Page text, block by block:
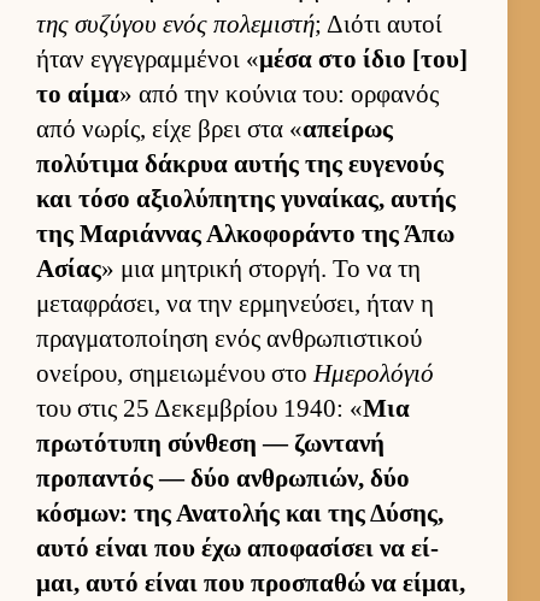
της συζύγου ενός πολεμιστή; Διότι αυ­τοί
ήταν εγ­γεγραμ­μένοι «μέσα στο ίδιο [του]
το αίμα» από την κού­νια του: ορ­φανός
από νωρίς, είχε βρει στα «απεί­ρως
πολύτιμα δάκρυα αυ­τής της ευ­γενούς
και τόσο αξιο­λύπητης γυναί­κας, αυ­τής
της Μαριάν­νας Αλ­κοφοράντο της Άπω
Ασίας» μια μητρική στορ­γή. Το να τη
μεταφράσει, να την ερ­μηνεύ­σει, ήταν η
πραγ­ματοποί­ηση ενός αν­θρωπιστικού
ονεί­ρου, σημειω­μένου στοΗμερολόγιό
του στις 25 Δεκεμ­βρίου 1940: «Μια
πρωτότυπη σύν­θεση — ζωντανή
προπαντός — δύο αν­θρωπιών, δύο
κόσμων: της Ανατολής και της Δύσης,
αυτό εί­ναι που έχω αποφασίσει να εί­
μαι, αυτό εί­ναι που προσπαθώ να εί­μαι,